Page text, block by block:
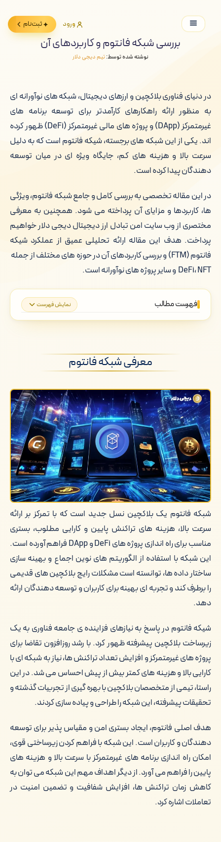
ورود ثبت‌نام
بررسی شبکه فانتوم و کاربردهای آن
نوشته شده توسط:تیم دیجی دلار
در دنیای فناوری بلاکچین و ارزهای دیجیتال، شبکه های نوآورانه ای
به منظور ارائه راهکارهای کارآمدتر برای توسعه برنامه های
غیرمتمرکز (DApp) و پروژه های مالی غیرمتمرکز (DeFi) ظهور کرده
اند. یکی از این شبکه های برجسته، شیکه فانتوم است که به دلیل
سرعت بالا و هزینه های کم، جایگاه ویژه ای در میان توسعه
دهندگان پیدا کرده است.
در این مقاله تخصصی به بررسی کامل و جامع شبکه فانتوم، ویژگی
ها، کاربردها و مزایای آن پرداخته می شود. همچنین به معرفی
مختصری از وب سایت امن تبادل ارز دیجیتال دیجی دلار خواهیم
پرداخت. هدف این مقاله ارائه تحلیلی عمیق از عملکرد شیکه
فانتوم (FTM) و بررسی کاربردهای آن در حوزه های مختلف از جمله
DeFi، NFT و سایر پروژه های نوآورانه است.
فهرست مطالب نمایش فهرست
معرفی شبکه فانتوم
کاربرد شبکه فانتوم در پروژه های DeFi
کاربرد شبکه فانتوم در پروژه های Dapp
کاربرد شبکه فانتوم در حوزه NFT
تحلیل شبکه فانتوم (FTM) و نقش آن در
توسعه فناوری های نوین
معرفی مختصر دیجی دلار به عنوان یک
پلتفرم امن تبادل ارز دیجیتال
کلام آخر
معرفی شبکه فانتوم
شبکه فانتوم یک بلاکچین نسل جدید است که با تمرکز بر ارائه
سرعت بالا، هزینه های تراکنش پایین و کارایی مطلوب، بستری
مناسب برای راه اندازی پروژه های DeFi و DApp فراهم آورده است.
این شبکه با استفاده از الگوریتم های نوین اجماع و بهینه سازی
ساختار داده ها، توانسته است مشکلات رایج بلاکچین های قدیمی
را برطرف کند و تجربه ای بهینه برای کاربران و توسعه دهندگان ارائه
دهد.
شیکه فانتوم در پاسخ به نیازهای فزاینده ی جامعه فناوری به یک
زیرساخت بلاکچین پیشرفته ظهور کرد. با رشد روزافزون تقاضا برای
پروژه های غیرمتمرکز و افزایش تعداد تراکنش ها، نیاز به شبکه ای با
کارایی بالا و هزینه های کمتر بیش از پیش احساس می شد. در این
راستا، تیمی از متخصصان بلاکچین با بهره گیری از تجربیات گذشته و
تحقیقات پیشرفته، این شبکه را طراحی و پیاده سازی کردند.
هدف اصلی فانتوم، ایجاد بستری امن و مقیاس پذیر برای توسعه
دهندگان و کاربران است. این شبکه با فراهم کردن زیرساختی قوی،
امکان راه اندازی برنامه های غیرمتمرکز با سرعت بالا و هزینه های
پایین را فراهم می آورد. از دیگر اهداف مهم این شبکه می توان به
کاهش زمان تراکنش ها، افزایش شفافیت و تضمین امنیت در
تعاملات اشاره کرد.